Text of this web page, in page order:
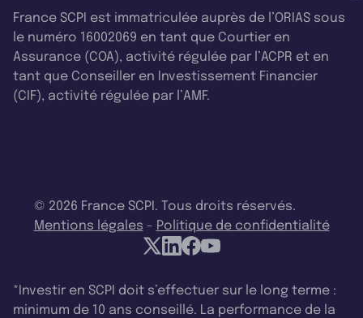
France SCPI est immatriculée auprès de l’ORIAS sous
le numéro 16002069 en tant que Courtier en
Assurance (COA), activité régulée par l’ACPR et en
tant que Conseiller en Investissement Financier
(CIF), activité régulée par l’AMF.
© 2026 France SCPI. Tous droits réservés.
Mentions légales - Politique de confidentialité
*Investir en SCPI doit s’effectuer sur le long terme :
minimum de 10 ans conseillé. La performance de la